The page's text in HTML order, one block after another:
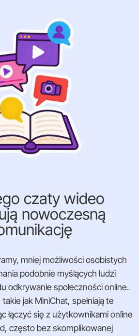
czaty wideo
nowoczesną
mniej możliwości osobistych
podobnie myślących ludzi
odkrywanie społeczności online.
jak MiniChat, spełniają te
łączyć się z użytkownikami online
często bez skomplikowanej